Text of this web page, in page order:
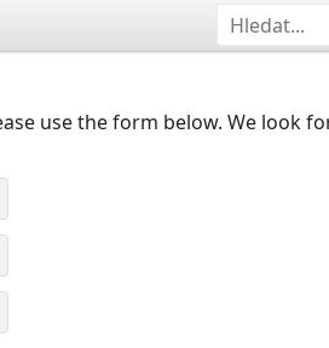
use the form below. We look